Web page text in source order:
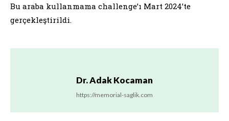
Bu araba kullanmama challenge’ı Mart 2024’te
gerçekleştirildi.
Dr. Adak Kocaman
https://memorial-saglik.com